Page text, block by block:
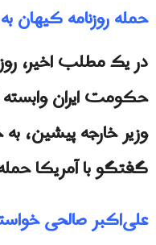
حمله روزنامه کیهان
در یک مطلب اخیر،
حكومت ايران
وزیر خارجه پیشین، به
گفتگو با آمریکا
علی‌اکبر صالحی